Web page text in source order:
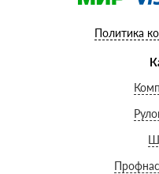
Политика